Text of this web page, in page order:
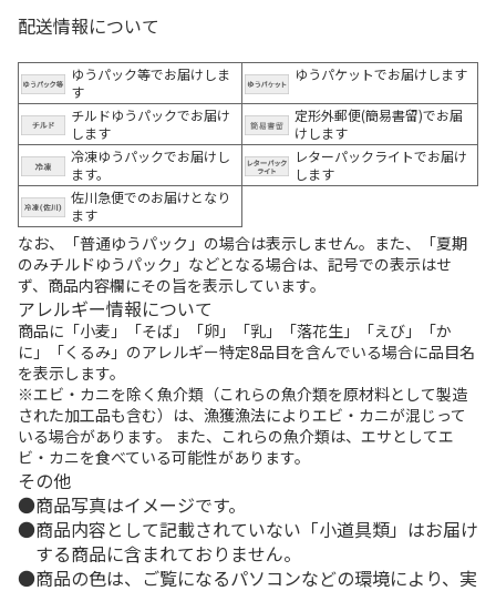
配送情報について
ゆうパック等でお届けしま
す
ゆうパケットでお届けします
チルドゆうパックでお届け
します
定形外郵便(簡易書留)でお届
けします
冷凍ゆうパックでお届けし
ます。
レターパックライトでお届け
します
佐川急便でのお届けとなり
ます
なお、「普通ゆうパック」の場合は表示しません。また、「夏期
のみチルドゆうパック」などとなる場合は、記号での表示はせ
ず、商品内容欄にその旨を表示しています。
アレルギー情報について
商品に「小麦」「そば」「卵」「乳」「落花生」「えび」「か
に」「くるみ」のアレルギー特定8品目を含んでいる場合に品目名
を表示します。
※エビ・カニを除く魚介類（これらの魚介類を原材料として製造
された加工品も含む）は、漁獲漁法によりエビ・カニが混じって
いる場合があります。 また、これらの魚介類は、エサとしてエ
ビ・カニを食べている可能性があります。
その他
商品写真はイメージです。
商品内容として記載されていない「小道具類」はお届け
する商品に含まれておりません。
商品の色は、ご覧になるパソコンなどの環境により、実